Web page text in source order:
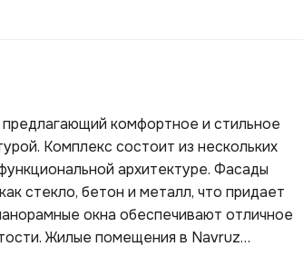
комфортное и стильное
Комплекс состоит из нескольких
архитектуре. Фасады
стекло, бетон и металл, что придает
окна обеспечивают отличное
Жилые помещения в Navruz
от компактных студий до